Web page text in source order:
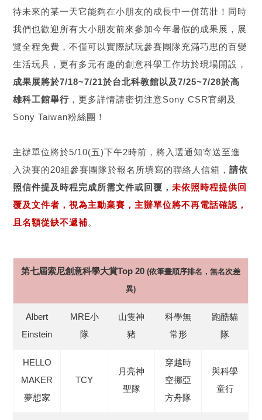
待未來的某一天它能夠在小朋友的成長中一併茁壯！同時
我們也歡迎所有大小朋友前來參加今年暑假的成果展，展
覽全程免費，不僅可以實際試玩參賽團隊充滿巧思的百變
生活玩具，更有多元有趣的創意科學工作坊於現場開設，
成果展將於7/18~7/21於台北科教館以及7/25~7/28於高
雄科工館舉行 ，更多詳情請密切注意Sony CSR官網及
Sony Taiwan粉絲團！
主辦單位將於5/10(五)下午2時前，將入選通知寄送至進
入決賽的20組參賽團隊於報名所填寫的聯絡人信箱，請依
照信件提及時程完成所需文件或回覆，未依照時程提供回
覆及文件者，視為主動棄賽，主辦單位將不再電話確認，
且名額從缺不遞補。
第七屆索尼創意科學大賞Top 20 (依筆畫順序排名，無名次差
異)
Albert
Einstein
MRE小
隊
山隻神
豬
科學無
常形
跑酷貓
隊
HELLO
MAKER
夢想家
TCY
月亮神
聖隊
穿越時
空挪亞
方舟隊
與科學
童行